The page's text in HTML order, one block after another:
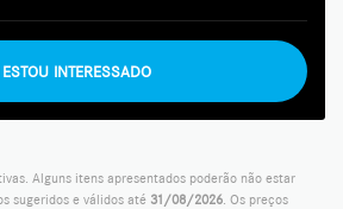
Alguns itens apresentados poderão não estar
sugeridos e válidos até 31/08/2026. Os preços
ESTOU INTERESSADO